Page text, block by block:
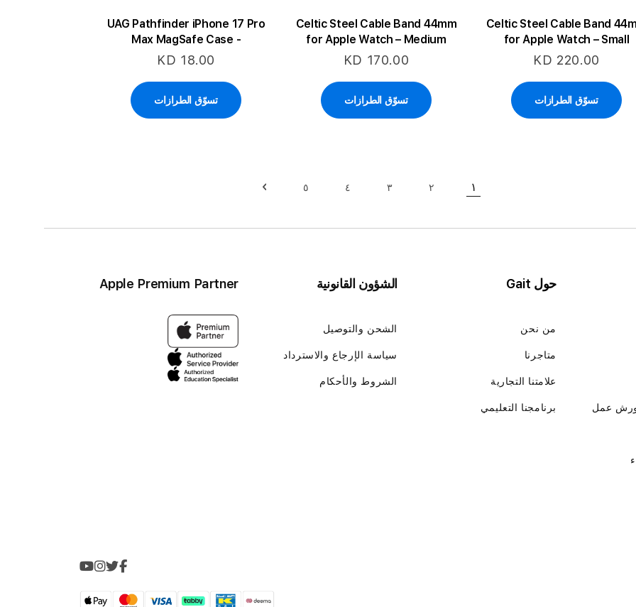
Celtic Steel Cable Band
for Apple Watch – Small
KD 220.00
تسوّق الطرازات
Celtic Steel Cable Band 44mm
for Apple Watch – Medium
KD 170.00
تسوّق الطرازات
UAG Pathfinder iPhone 17 Pro
Max MagSafe Case -
Ice/Siilver
KD 18.00
تسوّق الطرازات
حاليا انت تقرأ الصفحة
١ ٢ ٣ ٤ ٥
عمل
حول Gait
من نحن
متاجرنا
علامتنا التجارية
برنامجنا التعليمي
الشؤون القانونية
الشحن والتوصيل
سياسة الإرجاع والاسترداد
الشروط والأحكام
Apple Premium Partner